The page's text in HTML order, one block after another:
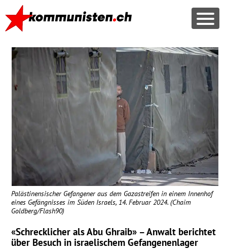
Palästinensischer Gefangener aus dem Gazastreifen in einem Innenhof
eines Gefängnisses im Süden Israels, 14. Februar 2024. (Chaim
Goldberg/Flash90)
«Schrecklicher als Abu Ghraib» – Anwalt berichtet
über Besuch in israelischem Gefangenenlager